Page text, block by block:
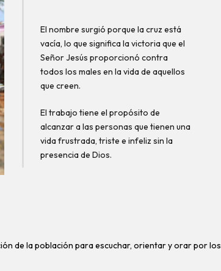
El nombre surgió porque la cruz está
vacía, lo que significa la victoria que el
Señor Jesús proporcionó contra
todos los males en la vida de aquellos
que creen.
El trabajo tiene el propósito de
alcanzar a las personas que tienen una
vida frustrada, triste e infeliz sin la
presencia de Dios.
de la población para escuchar, orientar y orar por los